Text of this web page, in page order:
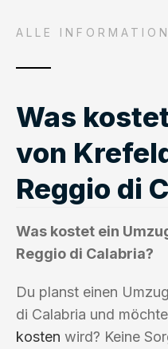
ALLE
Was
von
Reggio di
Was kostet ein
Reggio di Calabria?
Du planst einen
di Calabria und
kosten wird? Keine